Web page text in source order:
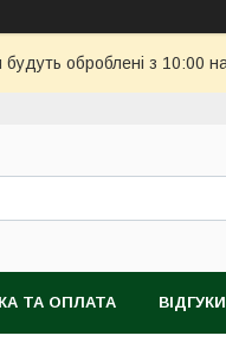
оброблені з 10:00
ТА ОПЛАТА ВІДГУКИ